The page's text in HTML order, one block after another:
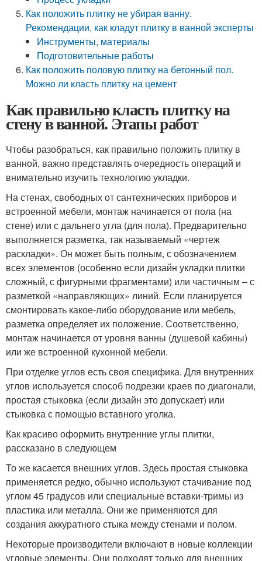
Как положить плитку не убирая ванну.
Рекомендации, как кладут плитку в ванной эксперты
Инструменты, материалы
Подготовительные работы
Как положить половую плитку на бетонный пол.
Можно ли класть плитку на цемент
Как правильно класть плитку на
стену в ванной. Этапы работ
Чтобы разобраться, как правильно положить плитку в
ванной, важно представлять очередность операций и
внимательно изучить технологию укладки.
На стенах, свободных от сантехнических приборов и
встроенной мебели, монтаж начинается от пола (на
стене) или с дальнего угла (для пола). Предварительно
выполняется разметка, так называемый «чертеж
раскладки». Он может быть полным, с обозначением
всех элементов (особенно если дизайн укладки плитки
сложный, с фигурными фрагментами) или частичным – с
разметкой «направляющих» линий. Если планируется
смонтировать какое-либо оборудование или мебель,
разметка определяет их положение. Соответственно,
монтаж начинается от уровня ванны (душевой кабины)
или же встроенной кухонной мебели.
При отделке углов есть своя специфика. Для внутренних
углов используется способ подрезки краев по диагонали,
простая стыковка (если дизайн это допускает) или
стыковка с помощью вставного уголка.
Как красиво оформить внутренние углы плитки,
рассказано в следующем
То же касается внешних углов. Здесь простая стыковка
применяется редко, обычно используют стачивание под
углом 45 градусов или специальные вставки-тримы из
пластика или металла. Они же применяются для
создания аккуратного стыка между стенами и полом.
Некоторые производители включают в новые коллекции
угловые элементы. Они подходят только для внешних